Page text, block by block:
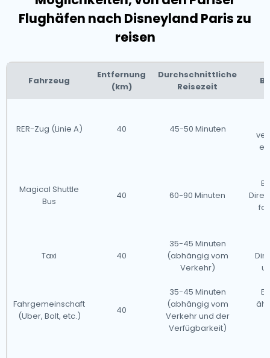
Disneyland Paris ein wirklich magisches Erlebnis für
Besucher jeden Alters und ist somit das perfekte
Reiseziel für Familien, Freunde und Disney-Liebhaber
gleichermaßen.
Flughäfen nach Disneyland Paris zu
reisen
Fahrzeug
Entfernung
(km)
Durchschnittliche
Reisezeit
RER-Zug (Linie A) 40 45-50 Minuten
Magical Shuttle
Bus
40 60-90 Minuten
Taxi 40
35-45 Minuten
(abhängig vom
Verkehr)
Fahrgemeinschaft
(Uber, Bolt, etc.)
40
35-45 Minuten
(abhängig vom
Verkehr und der
Verfügbarkeit)